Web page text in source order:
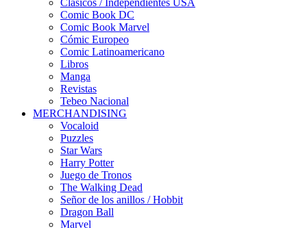
Clasicos / Independientes USA
Comic Book DC
Comic Book Marvel
Cómic Europeo
Comic Latinoamericano
Libros
Manga
Revistas
Tebeo Nacional
MERCHANDISING
Vocaloid
Puzzles
Star Wars
Harry Potter
Juego de Tronos
The Walking Dead
Señor de los anillos / Hobbit
Dragon Ball
Marvel